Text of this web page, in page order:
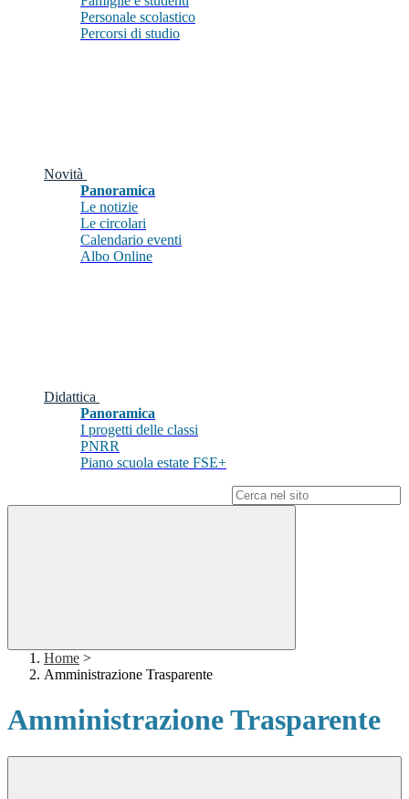
Personale scolastico
Percorsi di studio
Novità
Panoramica
Le notizie
Le circolari
Calendario eventi
Albo Online
Didattica
Panoramica
I progetti delle classi
PNRR
Piano scuola estate FSE+
Home >
Amministrazione Trasparente
Amministrazione Trasparente